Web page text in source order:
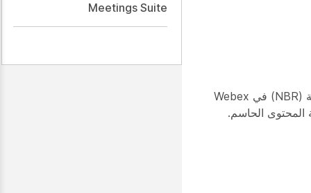
يواجه المستخدمون رسالة خطأ "حدث خطأ عام في تشغيل الملفات" عند محاولة تشغيل ملفات التسجيلات المعتمدة على الشبكة (NBR) في Webex
Meetings Suite